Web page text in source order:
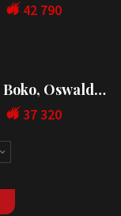
42 790
Boko, Oswald…
37 320